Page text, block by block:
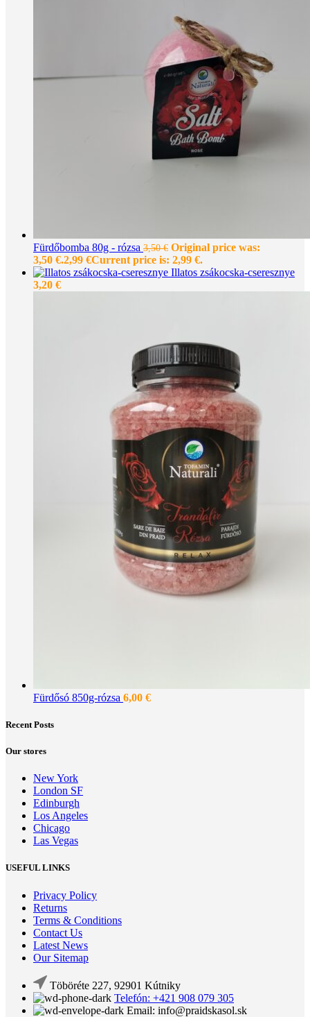
Fürdőbomba 80g - rózsa 3,50€ Original price was:
3,50 €.2,99 €Current price is: 2,99 €.
Illatos zsákocska-cseresznye
3,20 €
Fürdősó 850g-rózsa 6,00 €
Recent Posts
Our stores
New York
London SF
Edinburgh
Los Angeles
Chicago
Las Vegas
USEFUL LINKS
Privacy Policy
Returns
Terms & Conditions
Contact Us
Latest News
Our Sitemap
Töböréte 227, 92901 Kútniky
Telefón: +421 908 079 305
Email: info@praidskasol.sk